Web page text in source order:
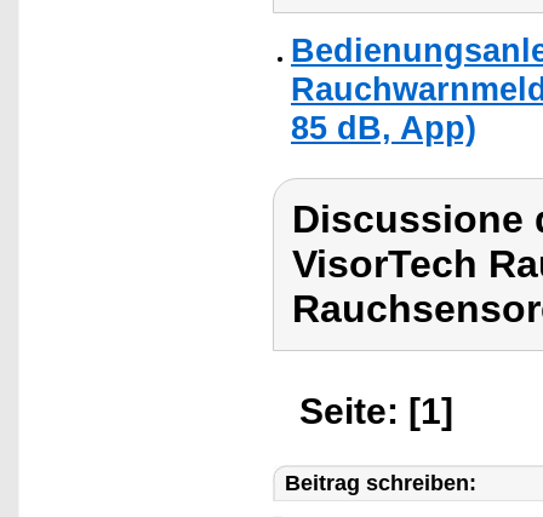
85 dB, App)
Discussione
VisorTech
Seite: [1]
Beitrag schreiben: